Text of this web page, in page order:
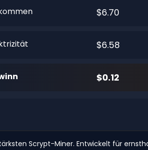
$6.70
$6.58
$0.12
Scrypt-Miner. Entwickelt für